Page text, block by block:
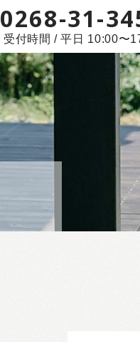
0268-31-
受付時間 / 平日 10:00〜